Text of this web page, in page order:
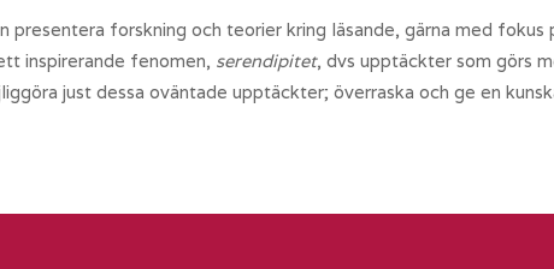
presentera forskning och teorier kring läsande, gärna med fokus
inspirerande fenomen, serendipitet, dvs upptäckter som görs
just dessa oväntade upptäckter; överraska och ge en